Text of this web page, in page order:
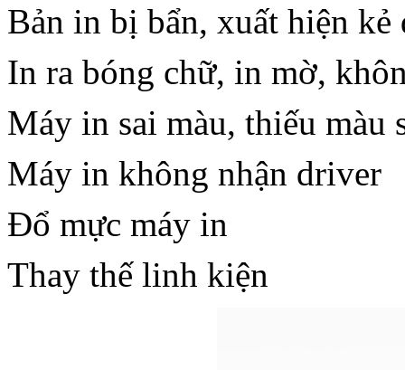
Bản in bị bẩn, xuất hiện kẻ
In ra bóng chữ, in mờ,
Máy in sai màu, thiếu màu
Máy in không nhận driver
Đổ mực máy in
Thay thế linh kiện